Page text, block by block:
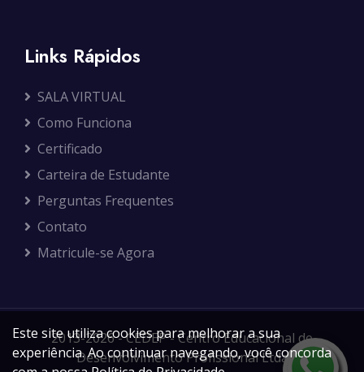
Links Rápidos
SALA VIRTUAL
Como Funciona
Certificado
Carteira de Estudante
Perguntas Frequentes
Contato
Matricule-se Agora
2013-2026 - CEDEP - Centro Educacional de
Desenvolvimento Profissional Ltda
Este site utiliza cookies para melhorar a sua
experiência. Ao continuar navegando, você concorda